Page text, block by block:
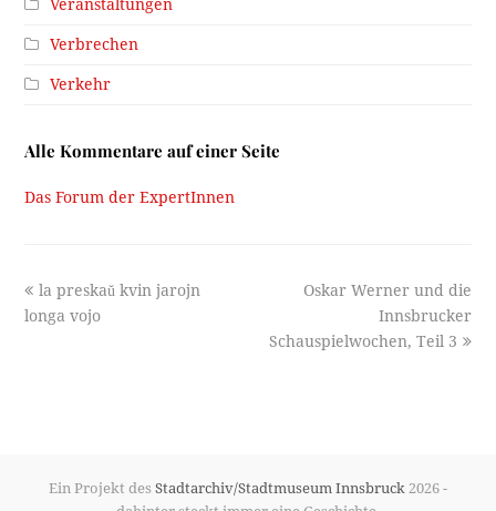
Veranstaltungen
Verbrechen
Verkehr
Alle Kommentare auf einer Seite
Das Forum der ExpertInnen
previous
post:
la preskaŭ kvin jarojn
longa vojo
next
Oskar Werner und die
Innsbrucker
Schauspielwochen, Teil 3
Ein Projekt des Stadtarchiv/Stadtmuseum Innsbruck 2026 -